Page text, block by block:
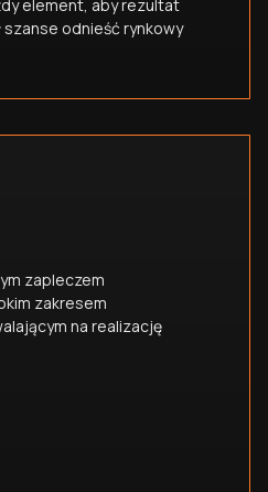
element, aby rezultat
szanse odnieść rynkowy
zapleczem
zakresem
na realizację